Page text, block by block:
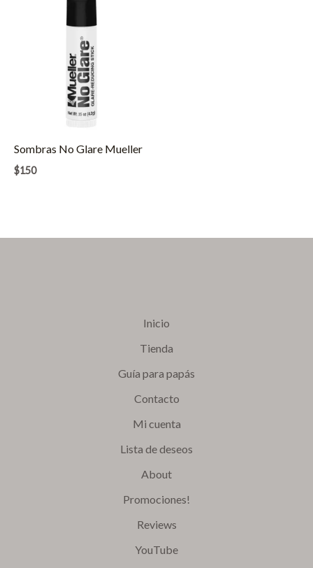
Sombras No Glare Mueller
$150
Inicio
Tienda
Guía para papás
Contacto
Mi cuenta
Lista de deseos
About
Promociones!
Reviews
YouTube